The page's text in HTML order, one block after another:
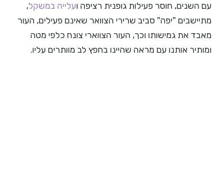
עם השנים, חוסר פעילות גופנית רציפה ועלייה במשקל,
מתיישבים "יפה" סביב שרירי הצוואר שאינם פעילים, העור
מאבד את גמישותו וכך, העור הצווארי צונח כלפי מטה
ומותיר אותנו עם מראה שהיינו בחפץ לב מוותרים עליו.